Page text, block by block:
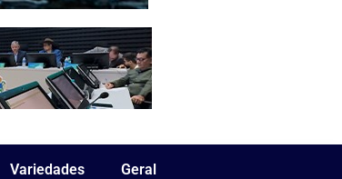
Variedades Geral